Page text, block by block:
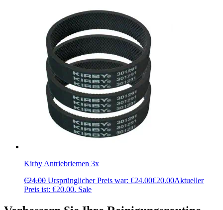
Kirby Antriebriemen 3x
€24.00 Ursprünglicher Preis war: €24.00€20.00Aktueller
Preis ist: €20.00. Sale